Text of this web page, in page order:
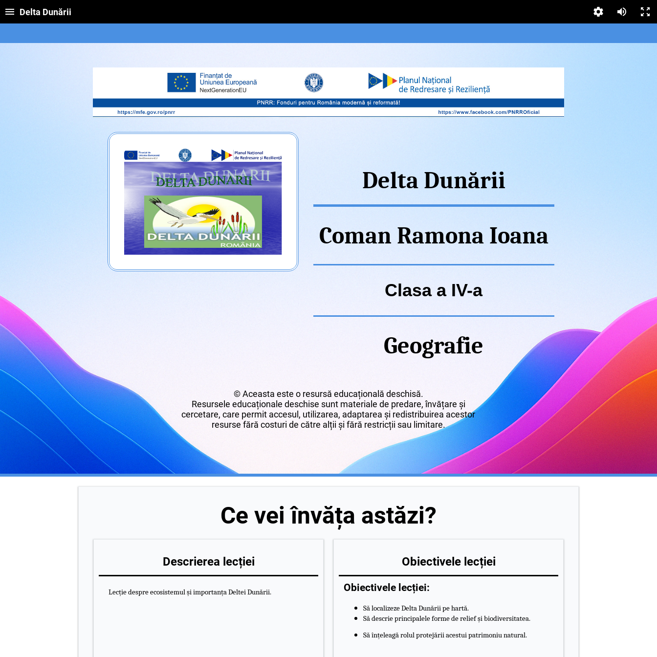
Delta Dunării
Delta Dunării
Coman Ramona Ioana
Clasa a IV-a
Geografie
© Aceasta este o resursă educațională deschisă.
Resursele educaționale deschise sunt materiale de predare, învățare și
cercetare, care permit accesul, utilizarea, adaptarea și redistribuirea acestor
resurse fără costuri de către alții și fără restricții sau limitare.
Ce vei învăța astăzi?
Descrierea lecției
Lecție despre ecosistemul și importanța Deltei Dunării.
Obiectivele lecției
Obiectivele lecției:
Să localizeze Delta Dunării pe hartă.
Să descrie principalele forme de relief și biodiversitatea.
Să înțeleagă rolul protejării acestui patrimoniu natural.